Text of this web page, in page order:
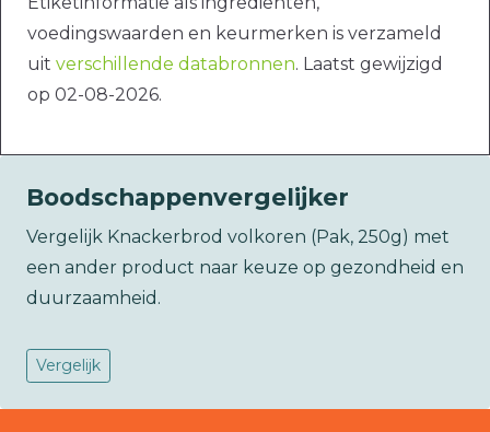
voedingswaarden en keurmerken is verzameld
uit verschillende databronnen. Laatst gewijzigd
op 02-08-2026.
Boodschappenvergelijker
Vergelijk Knackerbrod volkoren (Pak, 250g) met
een ander product naar keuze op gezondheid en
duurzaamheid.
Vergelijk